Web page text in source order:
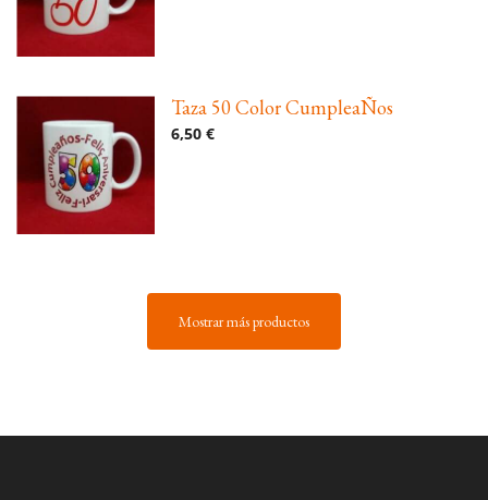
Taza 50 Color CumpleaÑos
6,50 €
Mostrar más productos